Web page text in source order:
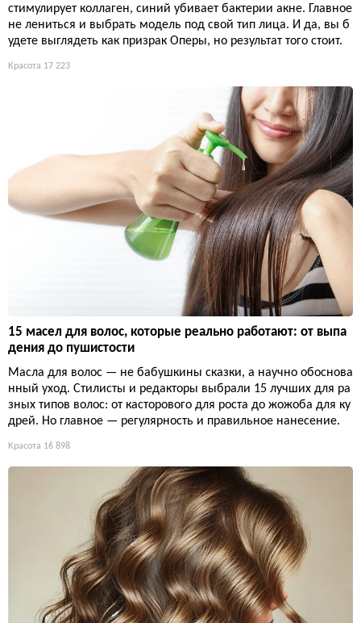
стимулирует коллаген, синий убивает бактерии акне. Главное
не лениться и выбрать модель под свой тип лица. И да, вы б
удете выглядеть как призрак Оперы, но результат того стоит.
Красота 17 223
15 масел для волос, которые реально работают: от выпа
дения до пушистости
Масла для волос — не бабушкины сказки, а научно обоснова
нный уход. Стилисты и редакторы выбрали 15 лучших для ра
зных типов волос: от касторового для роста до жожоба для ку
дрей. Но главное — регулярность и правильное нанесение.
Красота 16 898